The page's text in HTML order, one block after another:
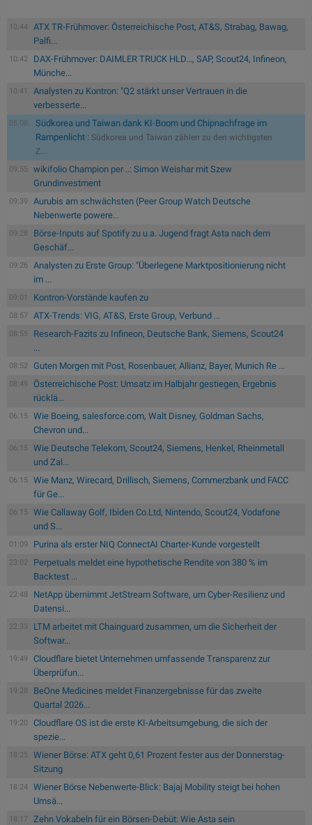
10:44
ATX TR-Frühmover: Österreichische Post, AT&S, Strabag, Bawag,
Palfi...
10:42
DAX-Frühmover: DAIMLER TRUCK HLD..., SAP, Scout24, Infineon,
Münche...
10:41
Analysten zu Kontron: "Q2 stärkt unser Vertrauen in die
verbesserte...
05.08.
Südkorea und Taiwan dank KI-Boom und Chipnachfrage im
Rampenlicht : Südkorea und Taiwan zählen zu den wichtigsten
Z...
09:55
wikifolio Champion per ..: Simon Weishar mit Szew
Grundinvestment
09:39
Aurubis am schwächsten (Peer Group Watch Deutsche
Nebenwerte powere...
09:28
Börse-Inputs auf Spotify zu u.a. Jugend fragt Asta nach dem
Geschäf...
09:26
Analysten zu Erste Group: "Überlegene Marktpositionierung nicht
im ...
09:01 Kontron-Vorstände kaufen zu
08:57 ATX-Trends: VIG, AT&S, Erste Group, Verbund ...
08:55
Research-Fazits zu Infineon, Deutsche Bank, Siemens, Scout24
...
08:52 Guten Morgen mit Post, Rosenbauer, Allianz, Bayer, Munich Re ...
08:49
Österreichische Post: Umsatz im Halbjahr gestiegen, Ergebnis
rücklä...
06:15
Wie Boeing, salesforce.com, Walt Disney, Goldman Sachs,
Chevron und...
06:15
Wie Deutsche Telekom, Scout24, Siemens, Henkel, Rheinmetall
und Zal...
06:15
Wie Manz, Wirecard, Drillisch, Siemens, Commerzbank und FACC
für Ge...
06:15
Wie Callaway Golf, Ibiden Co.Ltd, Nintendo, Scout24, Vodafone
und S...
01:09 Purina als erster NIQ ConnectAI Charter-Kunde vorgestellt
23:02
Perpetuals meldet eine hypothetische Rendite von 380 % im
Backtest ...
22:48
NetApp übernimmt JetStream Software, um Cyber-Resilienz und
Datensi...
22:33
LTM arbeitet mit Chainguard zusammen, um die Sicherheit der
Softwar...
19:49
Cloudflare bietet Unternehmen umfassende Transparenz zur
Überprüfun...
19:28
BeOne Medicines meldet Finanzergebnisse für das zweite
Quartal 2026...
19:20
Cloudflare OS ist die erste KI-Arbeitsumgebung, die sich der
spezie...
18:25
Wiener Börse: ATX geht 0,61 Prozent fester aus der Donnerstag-
Sitzung
18:24
Wiener Börse Nebenwerte-Blick: Bajaj Mobility steigt bei hohen
Umsä...
18:17
Zehn Vokabeln für ein Börsen-Debüt: Wie Asta sein